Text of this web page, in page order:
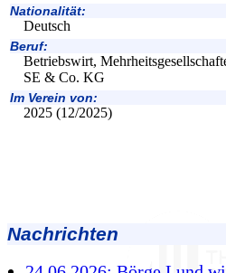
Nationalität:
Deutsch
Beruf:
Betriebswirt,
SE & Co. KG
Im Verein von:
2025 (12/2025)
Nachrichten